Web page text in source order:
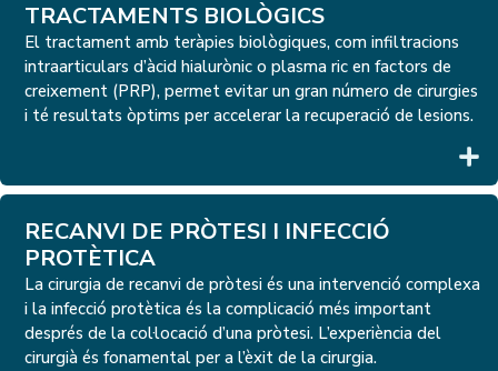
TRACTAMENTS BIOLÒGICS
El tractament amb teràpies biològiques, com infiltracions
intraarticulars d’àcid hialurònic o plasma ric en factors de
creixement (PRP), permet evitar un gran número de cirurgies
i té resultats òptims per accelerar la recuperació de lesions.
RECANVI DE PRÒTESI I INFECCIÓ
PROTÈTICA
La cirurgia de recanvi de pròtesi és una intervenció complexa
i la infecció protètica és la complicació més important
després de la col·locació d’una pròtesi. L’experiència del
cirurgià és fonamental per a l’èxit de la cirurgia.